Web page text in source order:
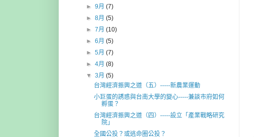
►9月(7)
►8月(5)
►7月(10)
►6月(5)
►5月(7)
►4月(8)
▼3月(5)
台灣經濟振興之道（五）-----新農業運動
小巨蛋的誘惑與台南大學的變心-----兼談市府如何
孵蛋？
台灣經濟振興之道（四）-----設立「產業戰略研究
院」
全國公投？或逃命圈公投？